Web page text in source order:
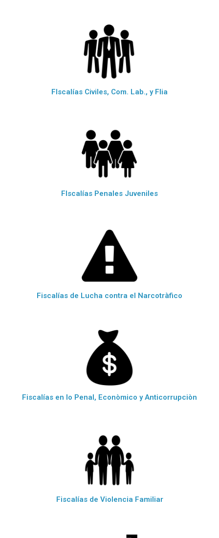
FIscalías Civiles, Com. Lab., y Flia
FIscalías Penales Juveniles
Fiscalías de Lucha contra el Narcotràfico
Fiscalías en lo Penal, Econòmico y Anticorrupciòn
Fiscalías de Violencia Familiar